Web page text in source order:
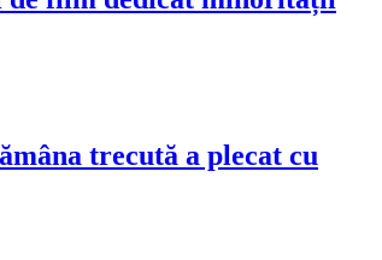
trecută a plecat cu